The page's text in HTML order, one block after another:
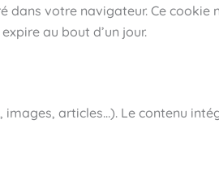
votre navigateur. Ce cookie
au bout d’un jour.
articles…). Le contenu